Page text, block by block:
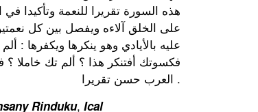
هذه السورة تقريرا للنعمة وتأكيدا في
على الخلق آلاءه ويفصل بين كل
عليه بالأيادي وهو ينكرها ويكفرها :
فكسوتك أفتنكر هذا ؟ ألم تك خاملا ؟
العرب حسن تقريرا .
Rinduku, Ical